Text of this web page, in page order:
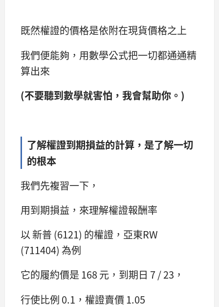
既然權證的價格是依附在現貨價格之上
我們便能夠，用數學公式把一切都通通精
算出來
(不要聽到數學就害怕，我會幫助你。)
了解權證到期損益的計算，是了解一切
的根本
我們先複習一下，
用到期損益，來理解權證報酬率
以 新普 (6121) 的權證，亞東RW
(711404) 為例
它的履約價是 168 元，到期日 7 / 23，
行使比例 0.1，權證賣價 1.05